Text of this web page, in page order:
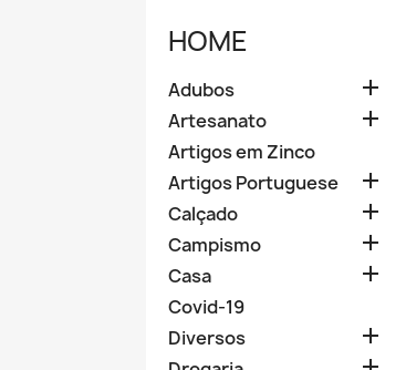
HOME
Adubos 
Artesanato 
Artigos em Zinco
Artigos Portuguese

Calçado 
Campismo 
Casa 
Covid-19
Diversos
